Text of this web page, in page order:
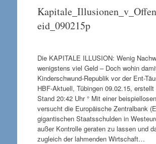
eid_090215p
Die KAPITALE ILLUSION: Wenig
wenigstens viel Geld – Doch wohin
Kinderschwund-Republik vor der Ent-
HBF-Aktuell, Tübingen 09.02.15, erstellt
Stand 20:42 Uhr ° Mit einer
versucht die Europäische Zentralbank
gigantischen Staatsschulden in
außer Kontrolle geraten zu lassen und
zugleich der lahmenden Wirtschaft…